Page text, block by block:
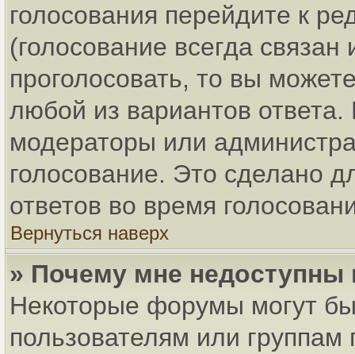
голосования перейдите к
(голосование всегда
проголосовать, то вы
любой из вариантов ответа.
модераторы или
голосование. Это сделано
ответов во время
Вернуться наверх
» Почему мне
Некоторые форумы могут
пользователям или